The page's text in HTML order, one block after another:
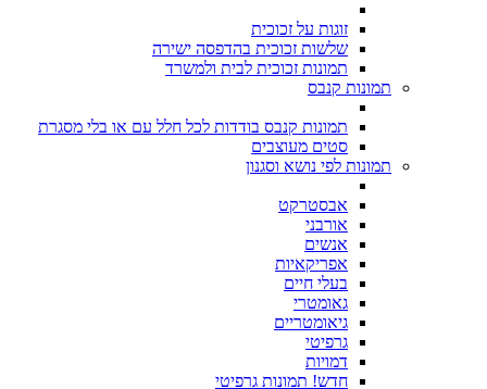
זוגות על זכוכית
שלשות זכוכית בהדפסה ישירה
תמונות זכוכית לבית ולמשרד
תמונות קנבס
תמונות קנבס בודדות לכל חלל עם או בלי מסגרת
סטים מעוצבים
תמונות לפי נושא וסגנון
אבסטרקט
אורבני
אנשים
אפריקאיות
בעלי חיים
גאומטרי
גיאומטריים
גרפיטי
דמויות
חדש! תמונות גרפיטי